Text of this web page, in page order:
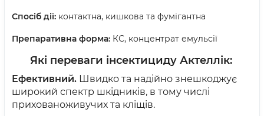
Спосіб дії: контактна, кишкова та фумігантна
Препаративна форма: КС, концентрат емульсії
Які переваги інсектициду Актеллік:
Ефективний. Швидко та надійно знешкоджує
широкий спектр шкідників, в тому числі
прихованоживучих та кліщів.